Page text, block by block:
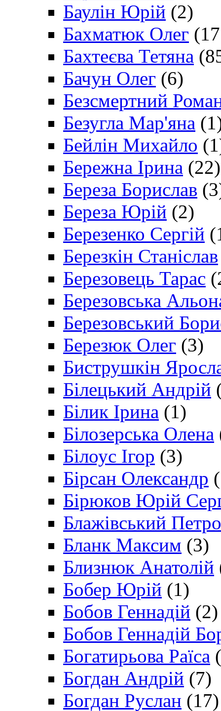
Баулін Юрій (2)
Бахматюк Олег
Бахтеєва Тетяна
Бачун Олег (6)
Безсмертний
Безугла Мар'яна
Бейлін Михайло
Бережна Ірина (22)
Береза Борислав
Береза Юрій (2)
Березенко Сергій
Березкін Станіслав
Березовець Тарас
Березовська
Березовський
Березюк Олег (3)
Биструшкін
Білецький Андрій
Білик Ірина (1)
Білозерська Олена
Білоус Ігор (3)
Бірсан Олександр
Бірюков Юрій
Блажівський Петро
Бланк Максим (3)
Близнюк Анатолій
Бобер Юрій (1)
Бобов Геннадій (2)
Бобов Геннадій
Богатирьова Раїса
Богдан Андрій (7)
Богдан Руслан (17)